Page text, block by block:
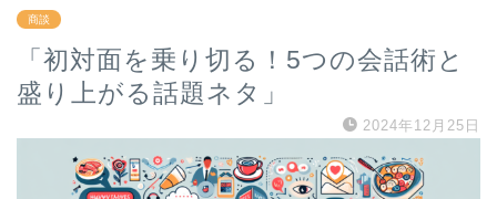
商談
「初対面を乗り切る！5つの会話術と
盛り上がる話題ネタ」
2024年12月25日